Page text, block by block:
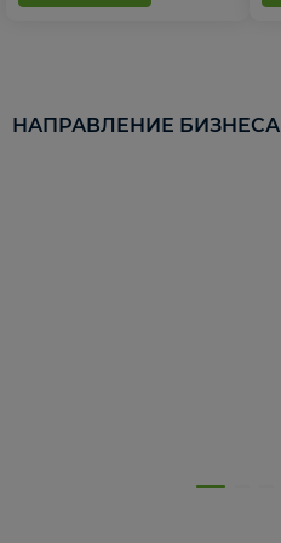
НАПРАВЛЕНИЕ БИЗНЕСА